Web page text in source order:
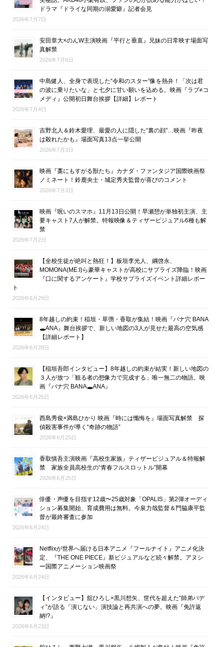
ドラマ『ドライな同期の溺愛癖』記者会見
2026年7月7日
安田章大×のんW主演映画『平行と垂直』兄妹の日常映す場面写
真解禁
2026年7月6日
中島健人、全身で表現した“令和のスター”像を熱弁！「次は君
の波に乗りたいな」と七夕に甘い願いを込める。映画『ラブ≠コ
メディ』公開初日舞台挨拶【詳細】レポート
2026年7月4日
吉野北人＆鈴木愛理、最愛の人に隠した“裏の顔”…映画『昨夜
は殺れたかも』場面写真13点一挙公開
2026年7月3日
映画『藁にもすがる獣たち』カナダ・ファンタジア国際映画祭
ノミネート！鈴鹿央士・城定秀夫監督が喜びのコメント
2026年7月3日
映画『呪いのスマホ』11月13日公開！早瀬憩が単独初主演、主
要キャスト7人が解禁。特報映像＆ティザービジュアル6種も解
禁
2026年7月2日
【全校生徒が絶叫と熱狂！】板垣李光人、綱啓永、
MOMONA(ME:I)ら豪華キャストが高校にサプライズ降臨！映画
『口に関するアンケート』学校サプライズイベント詳細レポー
ト
2026年6月29日
8年越しの約束！稲垣・草彅・香取が集結！映画『バナ穴 BANA
🕳ANA』舞台挨拶で、新しい地図の3人が見せた最高の空気感
【詳細レポート】
2026年6月28日
【稲垣吾郎インタビュー】8年越しの約束が結実！新しい地図の
３人が放つ「観る者の想像力で完成する」唯一無二の物語。映
画『バナ穴 BANA🕳ANA』
2026年6月25日
西島秀俊×満島ひかり 映画『時には懺悔を』場面写真解禁 探
偵殺害事件が導く“奇跡の物語”
2026年6月25日
香取慎吾主演映画『高校生家族』ティザービジュアル＆特報解
禁 家族全員高校生の“青春フルスロットル”開幕
2026年6月25日
俳優・声優を目指す12歳〜25歳対象「OPALIS」第2弾オーディ
ション募集開始、育成費用は無料。今泉力哉監督＆門脇康平監
督が最終審査に参加
2026年6月24日
Netflixが世界へ届ける日本アニメ『フールナイト』アニメ化決
定、『THE ONE PIECE』新ビジュアルなど続々解禁。アヌシ
ー国際アニメーション映画祭
2026年6月24日
【インタビュー】舘ひろし×黒川想矢、世代を超えた“師弟バデ
ィ”が語る「演じない」演技論と再共演への夢。映画『免許返
納!?』
2026年6月23日